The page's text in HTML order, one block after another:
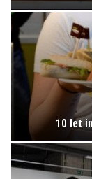
10 let